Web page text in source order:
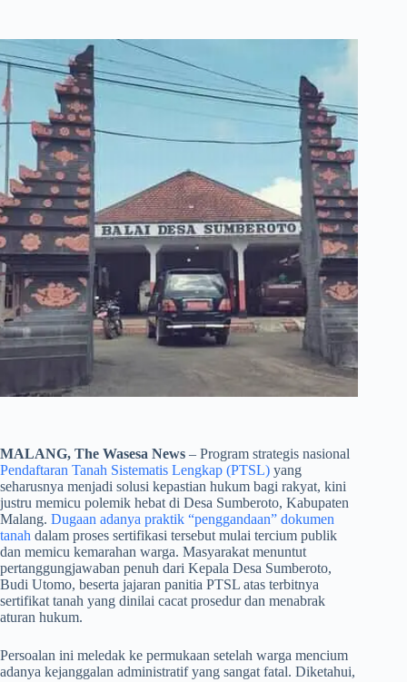
MALANG, The Wasesa News – Program strategis nasional
Pendaftaran Tanah Sistematis Lengkap (PTSL) yang
seharusnya menjadi solusi kepastian hukum bagi rakyat, kini
justru memicu polemik hebat di Desa Sumberoto, Kabupaten
Malang. Dugaan adanya praktik “penggandaan” dokumen
tanah dalam proses sertifikasi tersebut mulai tercium publik
dan memicu kemarahan warga. Masyarakat menuntut
pertanggungjawaban penuh dari Kepala Desa Sumberoto,
Budi Utomo, beserta jajaran panitia PTSL atas terbitnya
sertifikat tanah yang dinilai cacat prosedur dan menabrak
aturan hukum.
​Persoalan ini meledak ke permukaan setelah warga mencium
adanya kejanggalan administratif yang sangat fatal. Diketahui,